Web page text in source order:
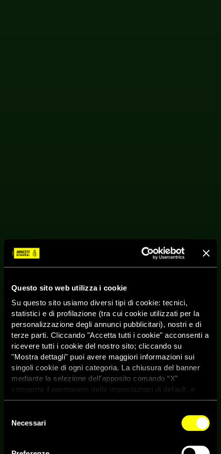
Questo sito web utilizza i cookie
Su questo sito usiamo diversi tipi di cookie: tecnici,
statistici e di profilazione (tra cui cookie utilizzati per la
personalizzazione degli annunci pubblicitari), nostri e di
terze parti. Cliccando "Accetta tutti i cookie" acconsenti a
ricevere tutti i cookie del nostro sito; cliccando su
"Mostra dettagli" puoi avere maggiori informazioni sui
singoli cookie di ogni categoria. La chiusura del banner
mediante la selezione dell'apposito comando “X”
comporta il permanere delle impostazioni di default, e
dunque la continuazione della navigazione con i cookie
dei cookie attivi sul sito clicca
delNecessari